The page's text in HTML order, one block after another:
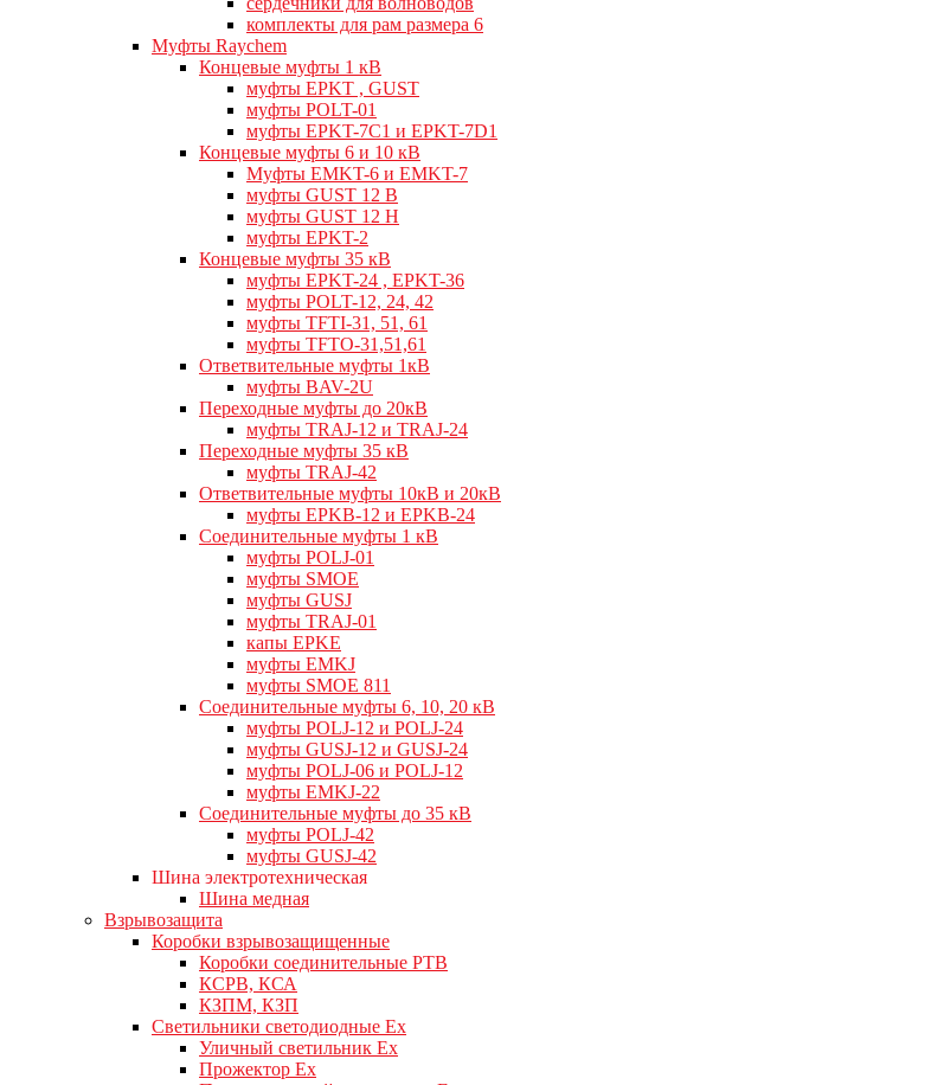
комплекты для рам размера 6
Муфты Raychem
Концевые муфты 1 кВ
муфты EPKT , GUST
муфты POLT-01
муфты EPKT-7C1 и EPKT-7D1
Концевые муфты 6 и 10 кВ
Муфты EMKT-6 и EMKT-7
муфты GUST 12 В
муфты GUST 12 Н
муфты EPKT-2
Концевые муфты 35 кВ
муфты EPKT-24 , EPKT-36
муфты POLT-12, 24, 42
муфты TFTI-31, 51, 61
муфты TFTO-31,51,61
Ответвительные муфты 1кВ
муфты BAV-2U
Переходные муфты до 20кВ
муфты TRAJ-12 и TRAJ-24
Переходные муфты 35 кВ
муфты TRAJ-42
Ответвительные муфты 10кВ и 20кВ
муфты EPKB-12 и EPKB-24
Cоединительные муфты 1 кВ
муфты POLJ-01
муфты SMOE
муфты GUSJ
муфты TRAJ-01
капы EPKE
муфты EMKJ
муфты SMOE 811
Соединительные муфты 6, 10, 20 кВ
муфты POLJ-12 и POLJ-24
муфты GUSJ-12 и GUSJ-24
муфты POLJ-06 и POLJ-12
муфты EMKJ-22
Соединительные муфты до 35 кВ
муфты POLJ-42
муфты GUSJ-42
Шина электротехническая
Шина медная
Взрывозащита
Коробки взрывозащищенные
Коробки соединительные РТВ
КСРВ, КСА
КЗПМ, КЗП
Светильники светодиодные Ex
Уличный светильник Ex
Прожектор Ex